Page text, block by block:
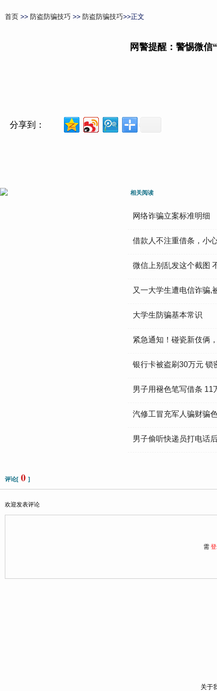
首页 >> 防盗防骗技巧 >> 防盗防骗技巧>>正文
网警提醒：警惕微信
分享到：
相关阅读
网络诈骗立案标准明细
借款人不注重借条，小
微信上别乱发这个截图
又一大学生遭电信诈骗,
大学生防骗基本常识
紧急通知！碰瓷新伎俩
银行卡被盗刷30万元 锁
男子用褪色笔写借条 11
汽修工冒充军人骗财骗
男子偷听快递员打电话
评论[ 0 ]
欢迎发表评论
需
关于